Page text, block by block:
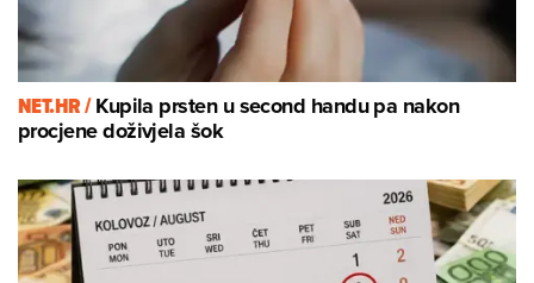
NET.HR /Kupila prsten u second handu pa nakon
procjene doživjela šok